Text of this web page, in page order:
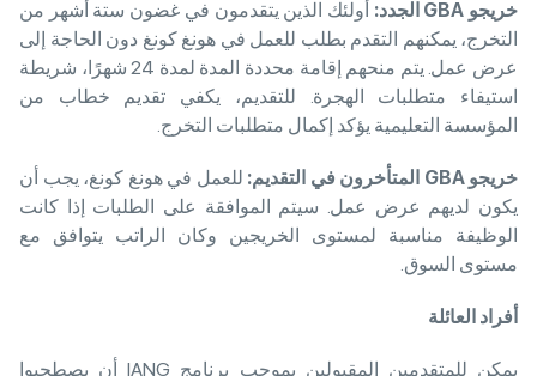
خريجو GBA الجدد:أولئك الذين يتقدمون في غضون ستة أشهر من
التخرج، يمكنهم التقدم بطلب للعمل في هونغ كونغ دون الحاجة إلى
عرض عمل. يتم منحهم إقامة محددة المدة لمدة 24 شهرًا، شريطة
استيفاء متطلبات الهجرة. للتقديم، يكفي تقديم خطاب من
المؤسسة التعليمية يؤكد إكمال متطلبات التخرج.
خريجو GBA المتأخرون في التقديم:للعمل في هونغ كونغ، يجب أن
يكون لديهم عرض عمل. سيتم الموافقة على الطلبات إذا كانت
الوظيفة مناسبة لمستوى الخريجين وكان الراتب يتوافق مع
مستوى السوق.
أفراد العائلة
يمكن للمتقدمين المقبولين بموجب برنامج IANG أن يصطحبوا